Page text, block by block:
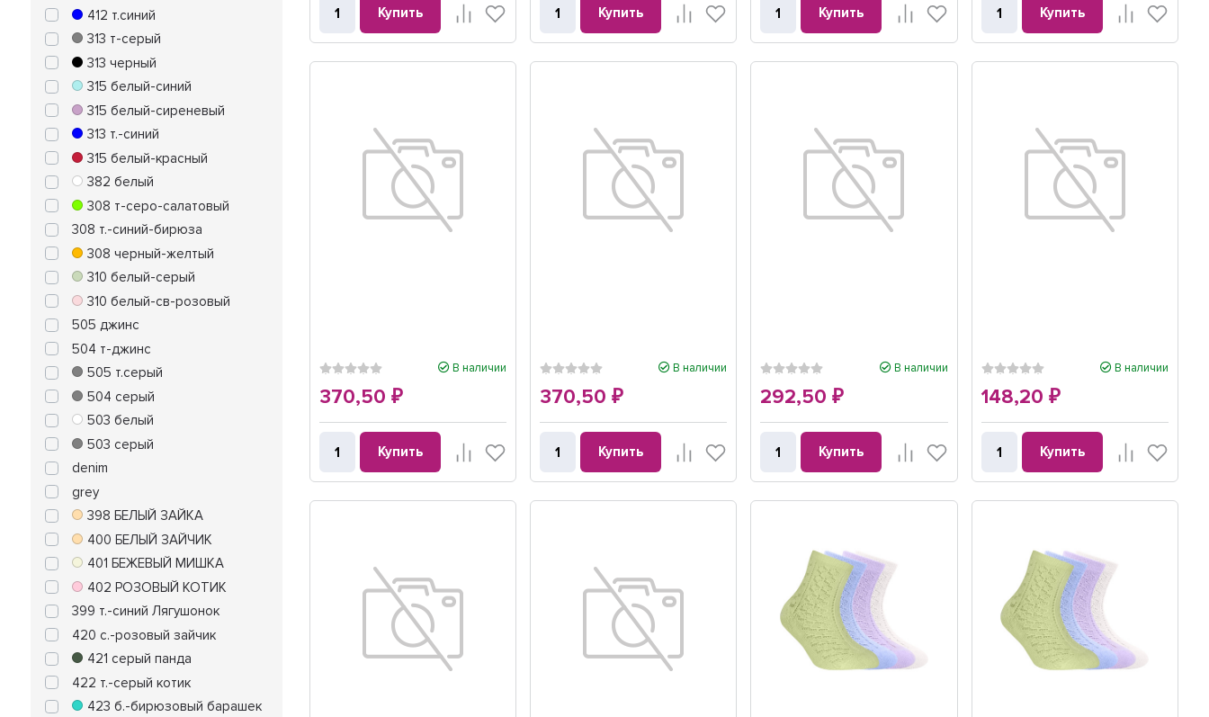
412 т.синий
313 т-серый
313 черный
315 белый-синий
315 белый-сиреневый
313 т.-синий
315 белый-красный
382 белый
308 т-серо-салатовый
308 т.-синий-бирюза
308 черный-желтый
310 белый-серый
310 белый-св-розовый
505 джинс
504 т-джинс
505 т.серый
504 серый
503 белый
503 серый
denim
grey
398 БЕЛЫЙ ЗАЙКА
400 БЕЛЫЙ ЗАЙЧИК
401 БЕЖЕВЫЙ МИШКА
402 РОЗОВЫЙ КОТИК
399 т.-синий Лягушонок
420 с.-розовый зайчик
421 серый панда
422 т.-серый котик
423 б.-бирюзовый барашек
Купить Купить Купить Купить
В наличии
370,50₽
Купить
В наличии
370,50₽
Купить
В наличии
292,50₽
Купить
В наличии
148,20 ₽
Купить